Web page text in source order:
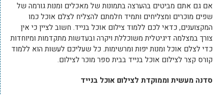
אם גם אתם מביטים בהערצה בתמונות של מאכלים ומנות גורמה של
שפים מוכרים ומצליחים ותמיד חלמתם להצליח לצלם אוכל כמו
המקצוענים, כדאי לכם ללמוד צילום אוכל בנייד. חשוב לציין כי אין
צורך במצלמה דיגיטלית משוכללת ויקרה ובעדשות מתקדמות ומיוחדות
כדי לצלם אוכל ומנות יפות ומרשימות. כל שעליכם לעשות הוא ללמוד
קורס קצר לצילום אוכל בנייד בבית ספר מוכר לצילום.
סדנה מעשית וממוקדת לצילום אוכל בנייד